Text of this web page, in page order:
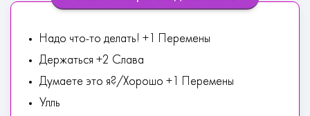
Надо что-то делать! +1 Перемены
Держаться +2 Слава
Думаете это я?/Хорошо +1 Перемены
Улль